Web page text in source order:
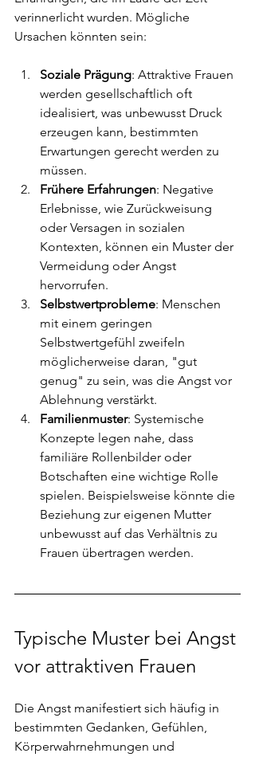
verinnerlicht wurden. Mögliche
Ursachen könnten sein:
Soziale Prägung: Attraktive Frauen
werden gesellschaftlich oft
idealisiert, was unbewusst Druck
erzeugen kann, bestimmten
Erwartungen gerecht werden zu
müssen.
Frühere Erfahrungen: Negative
Erlebnisse, wie Zurückweisung
oder Versagen in sozialen
Kontexten, können ein Muster der
Vermeidung oder Angst
hervorrufen.
Selbstwertprobleme: Menschen
mit einem geringen
Selbstwertgefühl zweifeln
möglicherweise daran, "gut
genug" zu sein, was die Angst vor
Ablehnung verstärkt.
Familienmuster: Systemische
Konzepte legen nahe, dass
familiäre Rollenbilder oder
Botschaften eine wichtige Rolle
spielen. Beispielsweise könnte die
Beziehung zur eigenen Mutter
unbewusst auf das Verhältnis zu
Frauen übertragen werden.
Typische Muster bei Angst
vor attraktiven Frauen
Die Angst manifestiert sich häufig in
bestimmten Gedanken, Gefühlen,
Körperwahrnehmungen und